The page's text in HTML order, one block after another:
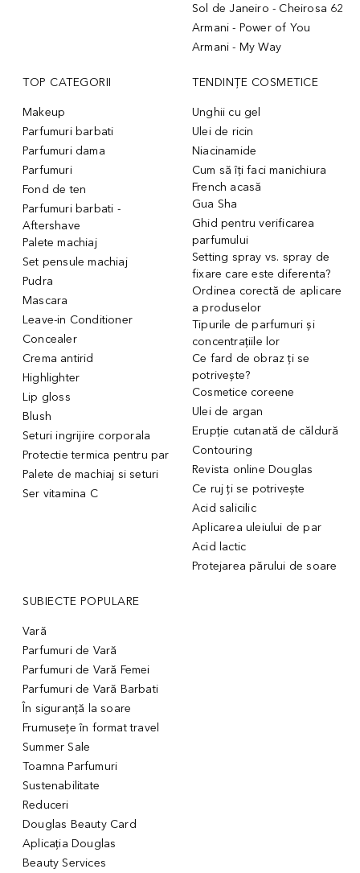
Sol de Janeiro - Cheirosa 62
Armani - Power of You
Armani - My Way
TOP CATEGORII
Makeup
Parfumuri barbati
Parfumuri dama
Parfumuri
Fond de ten
Parfumuri barbati -
Aftershave
Palete machiaj
Set pensule machiaj
Pudra
Mascara
Leave-in Conditioner
Concealer
Crema antirid
Highlighter
Lip gloss
Blush
Seturi ingrijire corporala
Protectie termica pentru par
Palete de machiaj si seturi
Ser vitamina C
TENDINȚE COSMETICE
Unghii cu gel
Ulei de ricin
Niacinamide
Cum să îți faci manichiura
French acasă
Gua Sha
Ghid pentru verificarea
parfumului
Setting spray vs. spray de
fixare care este diferenta?
Ordinea corectă de aplicare
a produselor
Tipurile de parfumuri și
concentrațiile lor
Ce fard de obraz ți se
potrivește?
Cosmetice coreene
Ulei de argan
Erupție cutanată de căldură
Contouring
Revista online Douglas
Ce ruj ți se potrivește
Acid salicilic
Aplicarea uleiului de par
Acid lactic
Protejarea părului de soare
SUBIECTE POPULARE
Vară
Parfumuri de Vară
Parfumuri de Vară Femei
Parfumuri de Vară Barbati
În siguranță la soare
Frumusețe în format travel
Summer Sale
Toamna Parfumuri
Sustenabilitate
Reduceri
Douglas Beauty Card
Aplicația Douglas
Beauty Services